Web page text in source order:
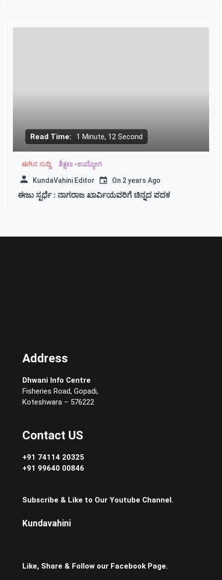
Read Time: 1 Minute, 12 Second
ಈಗಿನ ಸುದ್ದಿ ಶಿಕ್ಷಣ -ಉದ್ಯೋಗ
KundaVahini Editor On 2 years Ago
ಈಜು ಸ್ಪರ್ಧೆ : ನಾಗರಾಜ ಖಾರ್ವಿಯವರಿಗೆ ಚಿನ್ನದ ಪದಕ
Address
Dhwani Info Centre
Fisheries Road, Gopadi,
Koteshwara – 576222
Contact US
+91 74114 20325
+91 99640 00846
Subscribe & Like to Our Youtube Channel.
Kundavahini
Like, Share & Follow our Facebook Page.